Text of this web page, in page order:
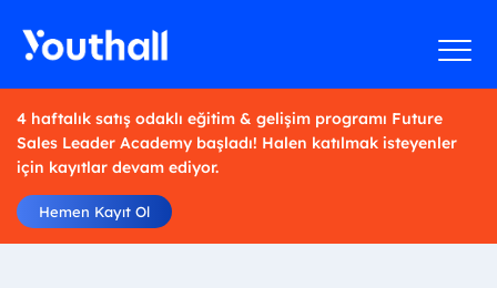
4 haftalık satış odaklı eğitim & gelişim programı Future
Sales Leader Academy başladı! Halen katılmak isteyenler
için kayıtlar devam ediyor.
Hemen Kayıt Ol